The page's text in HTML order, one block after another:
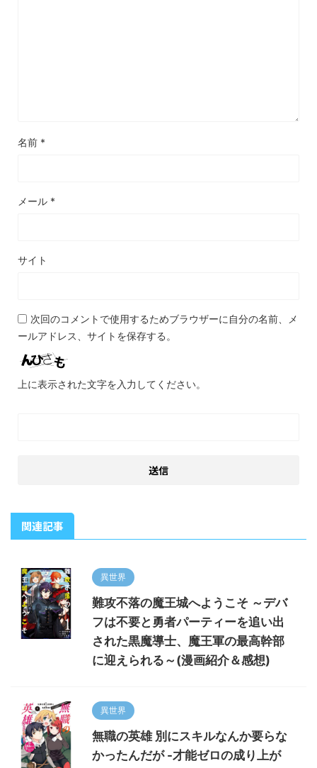
名前 *
メール *
サイト
次回のコメントで使用するためブラウザーに自分の名前、メ
ールアドレス、サイトを保存する。
上に表示された文字を入力してください。
関連記事
異世界
難攻不落の魔王城へようこそ ～デバ
フは不要と勇者パーティーを追い出
された黒魔導士、魔王軍の最高幹部
に迎えられる～(漫画紹介＆感想)
異世界
無職の英雄 別にスキルなんか要らな
かったんだが -才能ゼロの成り上が